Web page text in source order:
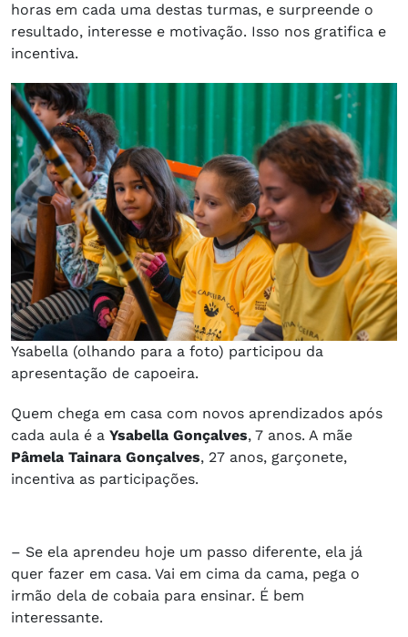
horas em cada uma destas turmas, e surpreende o
resultado, interesse e motivação. Isso nos gratifica e
incentiva.
Ysabella (olhando para a foto) participou da
apresentação de capoeira.
Quem chega em casa com novos aprendizados após
cada aula é a Ysabella Gonçalves, 7 anos. A mãe
Pâmela Tainara Gonçalves, 27 anos, garçonete,
incentiva as participações.
– Se ela aprendeu hoje um passo diferente, ela já
quer fazer em casa. Vai em cima da cama, pega o
irmão dela de cobaia para ensinar. É bem
interessante.